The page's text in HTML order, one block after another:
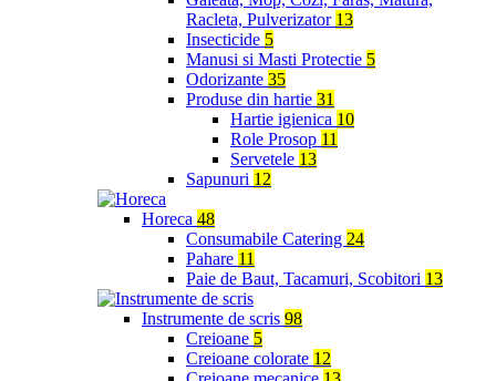
Racleta, Pulverizator 13
Insecticide 5
Manusi si Masti Protectie 5
Odorizante 35
Produse din hartie 31
Hartie igienica 10
Role Prosop 11
Servetele 13
Sapunuri 12
Horeca 48
Consumabile Catering 24
Pahare 11
Paie de Baut, Tacamuri, Scobitori 13
Instrumente de scris 98
Creioane 5
Creioane colorate 12